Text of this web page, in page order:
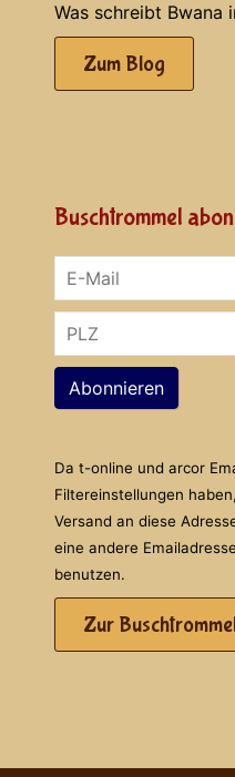
Was schreibt Bwana
Zum Blog
Buschtrommel
Abonnieren
Da t-online und arcor
Filtereinstellungen
Versand an diese
eine andere
benutzen.
Zur